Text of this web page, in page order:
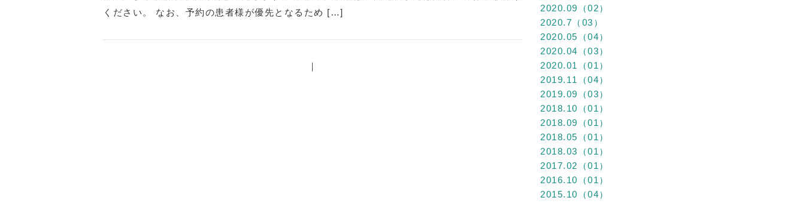
ください。 なお、予約の患者様が優先となるため […]
｜
2020.09（02）
2020.7（03）
2020.05（04）
2020.04（03）
2020.01（01）
2019.11（04）
2019.09（03）
2018.10（01）
2018.09（01）
2018.05（01）
2018.03（01）
2017.02（01）
2016.10（01）
2015.10（04）